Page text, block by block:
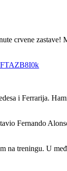
crvene zastave!
i Ferrarija.
Fernando
treningu. U